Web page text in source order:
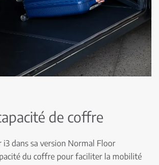
de coffre
i3 dans sa version Normal Floor
du coffre pour faciliter la mobilité